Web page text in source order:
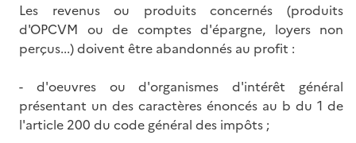
Les revenus ou produits concernés (produits
d'OPCVM ou de comptes d'épargne, loyers non
perçus...) doivent être abandonnés au profit :
- d'oeuvres ou d'organismes d'intérêt général
présentant un des caractères énoncés au b du 1 de
l'article 200 du code général des impôts ;